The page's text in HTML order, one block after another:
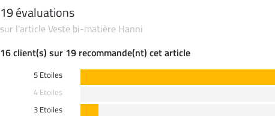
19 évaluations
sur l'article Veste bi-matière Hanni
16 client(s) sur 19 recommande(nt) cet article
5 Etoiles
4 Etoiles
3 Etoiles